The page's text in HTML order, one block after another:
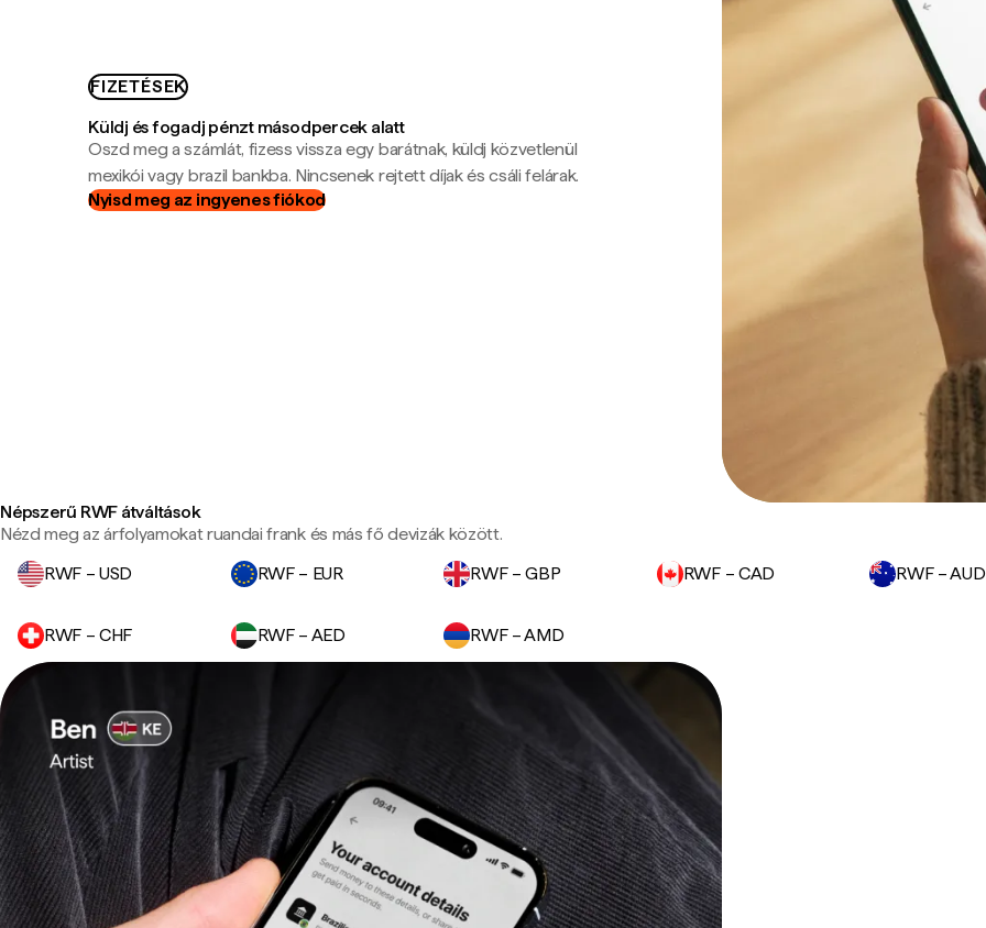
FIZETÉSEK
Küldj és fogadj pénzt másodpercek alatt
Oszd meg a számlát, fizess vissza egy barátnak, küldj közvetlenül
mexikói vagy brazil bankba. Nincsenek rejtett díjak és csáli felárak.
Nyisd meg az ingyenes fiókod
Népszerű RWF átváltások
Nézd meg az árfolyamokat ruandai frank és más fő devizák között.
RWF – USD
RWF – EUR RWF – GBP RWF – CAD RWF – AUD
RWF – CHF RWF – AED RWF – AMD